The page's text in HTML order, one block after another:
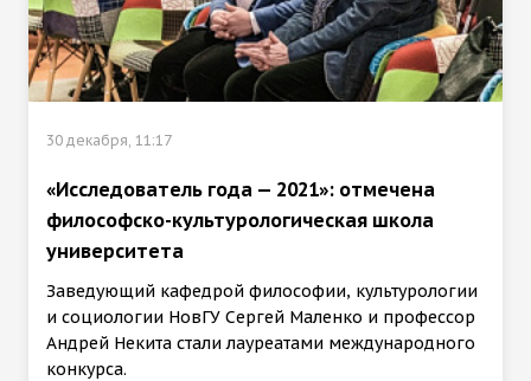
30 декабря, 11:17
«Исследователь года — 2021»: отмечена
философско-культурологическая школа
университета
Заведующий кафедрой философии, культурологии
и социологии НовГУ Сергей Маленко и профессор
Андрей Некита стали лауреатами международного
конкурса.